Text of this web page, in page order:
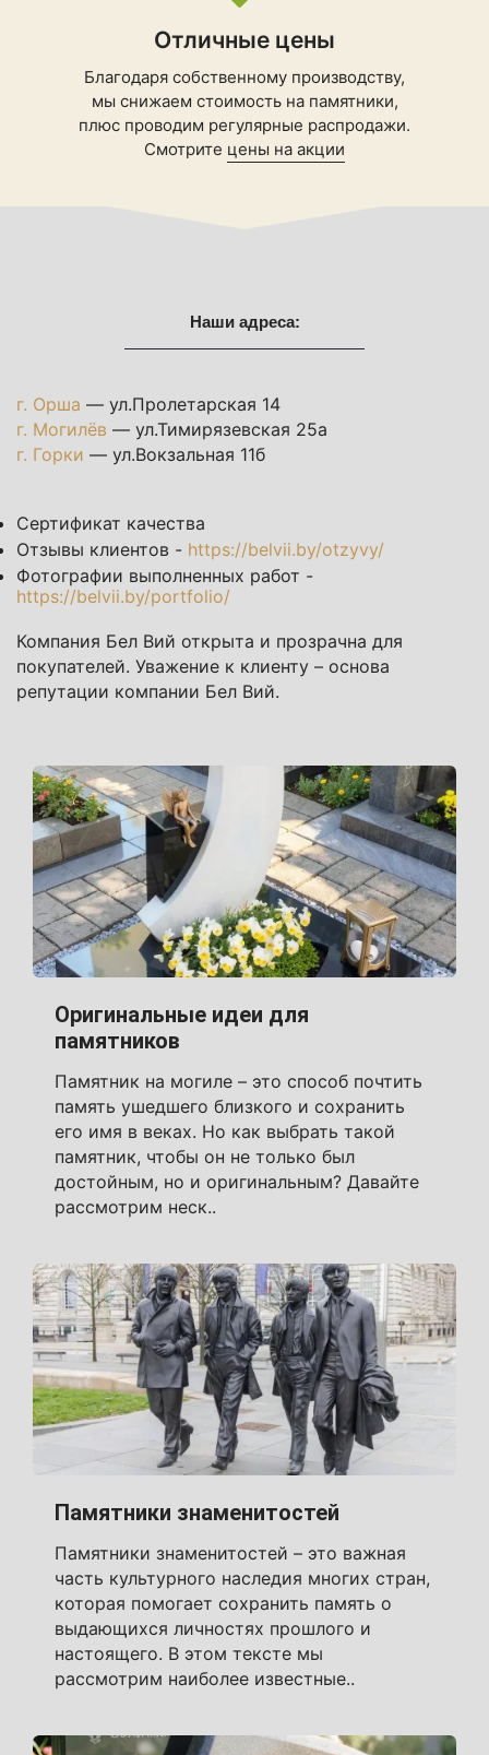
Отличные цены
Благодаря собственному производству,
мы снижаем стоимость на памятники,
плюс проводим регулярные распродажи.
Смотрите цены на акции
Наши адреса:
г. Орша — ул.Пролетарская 14
г. Могилёв — ул.Тимирязевская 25а
г. Горки — ул.Вокзальная 11б
Сертификат качества
Отзывы клиентов - https://belvii.by/otzyvy/
Фотографии выполненных работ -
https://belvii.by/portfolio/
Компания Бел Вий открыта и прозрачна для
покупателей. Уважение к клиенту – основа
репутации компании Бел Вий.
Оригинальные идеи для
памятников
Памятник на могиле – это способ почтить
память ушедшего близкого и сохранить
его имя в веках. Но как выбрать такой
памятник, чтобы он не только был
достойным, но и оригинальным? Давайте
рассмотрим неск..
Памятники знаменитостей
Памятники знаменитостей – это важная
часть культурного наследия многих стран,
которая помогает сохранить память о
выдающихся личностях прошлого и
настоящего. В этом тексте мы
рассмотрим наиболее известные..